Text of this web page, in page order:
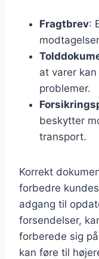
Fragtbrev:
at varer
problemer.
beskytter
transport.
Korrekt
forbedre
adgang til
forsendelser,
forberede sig
kan føre til